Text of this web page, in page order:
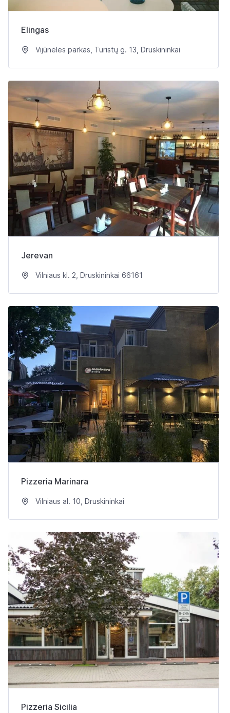
Elingas
Vijūnėlės parkas, Turistų g. 13, Druskininkai
Jerevan
Vilniaus kl. 2, Druskininkai 66161
Pizzeria Marinara
Vilniaus al. 10, Druskininkai
Pizzeria Sicilia